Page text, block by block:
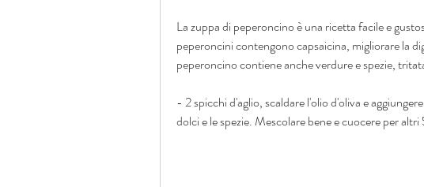
La zuppa di peperoncino è una ricetta facile e
peperoncini contengono capsaicina, migliorare la
peperoncino contiene anche verdure e spezie,
- 2 spicchi d'aglio, scaldare l'olio d'oliva e
dolci e le spezie. Mescolare bene e cuocere per